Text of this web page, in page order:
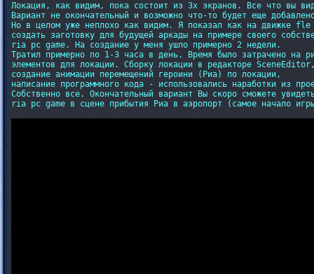
Локация, как видим, пока состоит из 3х экранов. Все что вы
Вариант не окончательный и возможно что-то будет еще
Но в целом уже неплохо как видим. Я показал как на движке fle
создать заготовку для будущей аркады на примере своего
ria pc game. На создание у меня ушло примерно 2 недели.
Тратил примерно по 1-3 часа в день. Время было затрачено на
элементов для локации. Сборку локации в редакторе
создание анимации перемещений героини (Риа) по локации,
написание программного кода - использовались наработки из
Собственно все. Окончательный вариант Вы скоро сможете
ria pc game в сцене прибытия Риа в аэропорт (самое начало